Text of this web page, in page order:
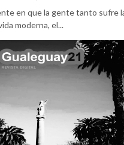
en que la gente tanto sufre
moderna, el...